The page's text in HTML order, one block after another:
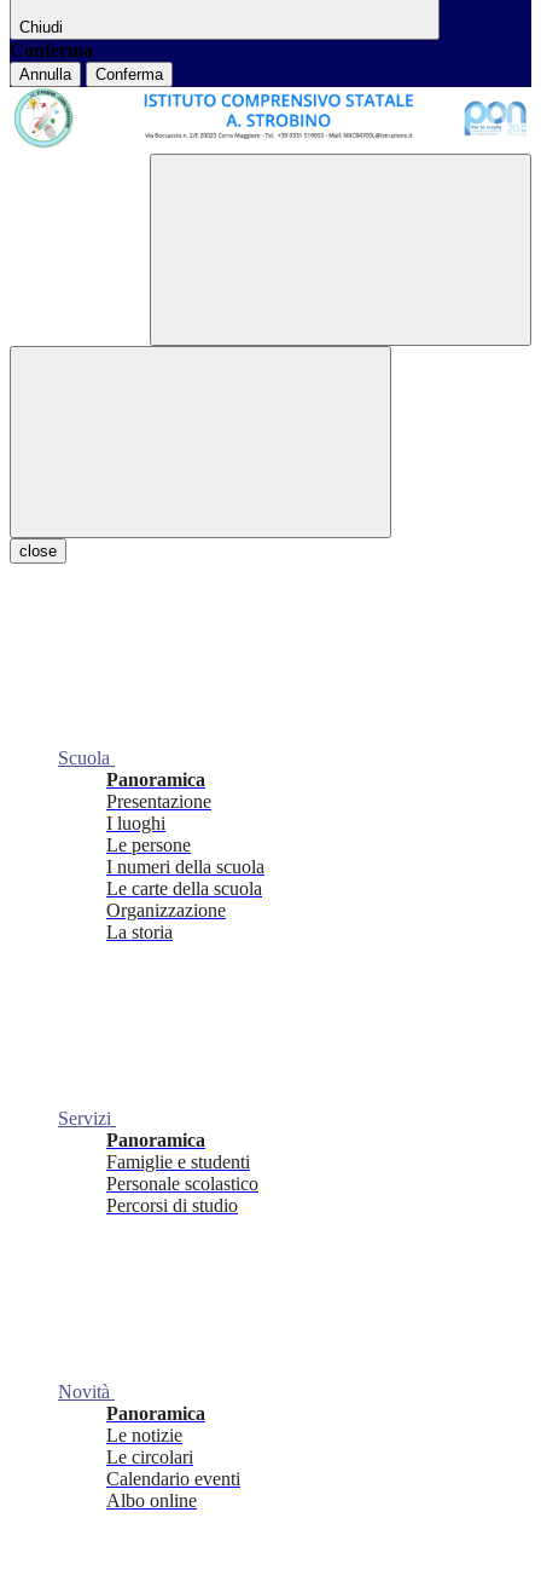
Chiudi
Conferma
Annulla Conferma
close
Scuola
Panoramica
Presentazione
I luoghi
Le persone
I numeri della scuola
Le carte della scuola
Organizzazione
La storia
Servizi
Panoramica
Famiglie e studenti
Personale scolastico
Percorsi di studio
Novità
Panoramica
Le notizie
Le circolari
Calendario eventi
Albo online